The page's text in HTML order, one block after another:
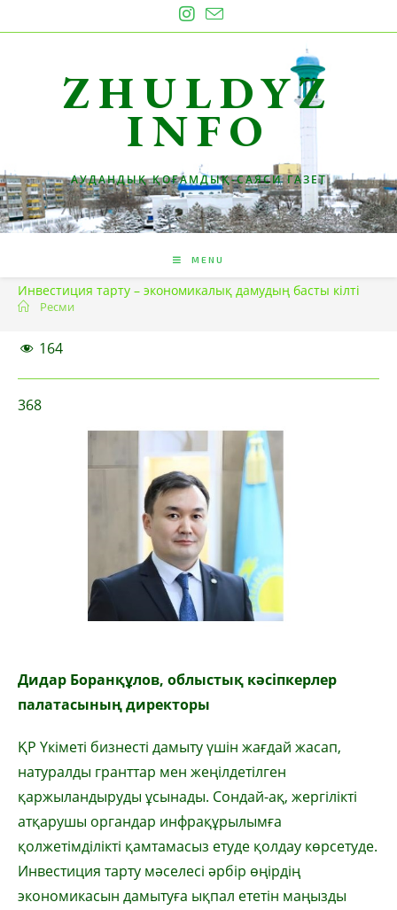
to
ZHULDYZ
INFO
АУДАНДЫҚ ҚОҒАМДЫҚ-САЯСИ ГАЗЕТ
MENU
Инвестиция тарту – экономикалық дамудың басты кілті
Ресми
164
368
Дидар Боранқұлов, облыстық кәсіпкерлер
палатасының директоры
ҚР Үкіметі бизнесті дамыту үшін жағдай жасап,
натуралды гранттар мен жеңілдетілген
қаржыландыруды ұсынады. Сондай-ақ, жергілікті
атқарушы органдар инфрақұрылымға
қолжетімділікті қамтамасыз етуде қолдау көрсетуде.
Инвестиция тарту мәселесі әрбір өңірдің
экономикасын дамытуға ықпал ететін маңызды